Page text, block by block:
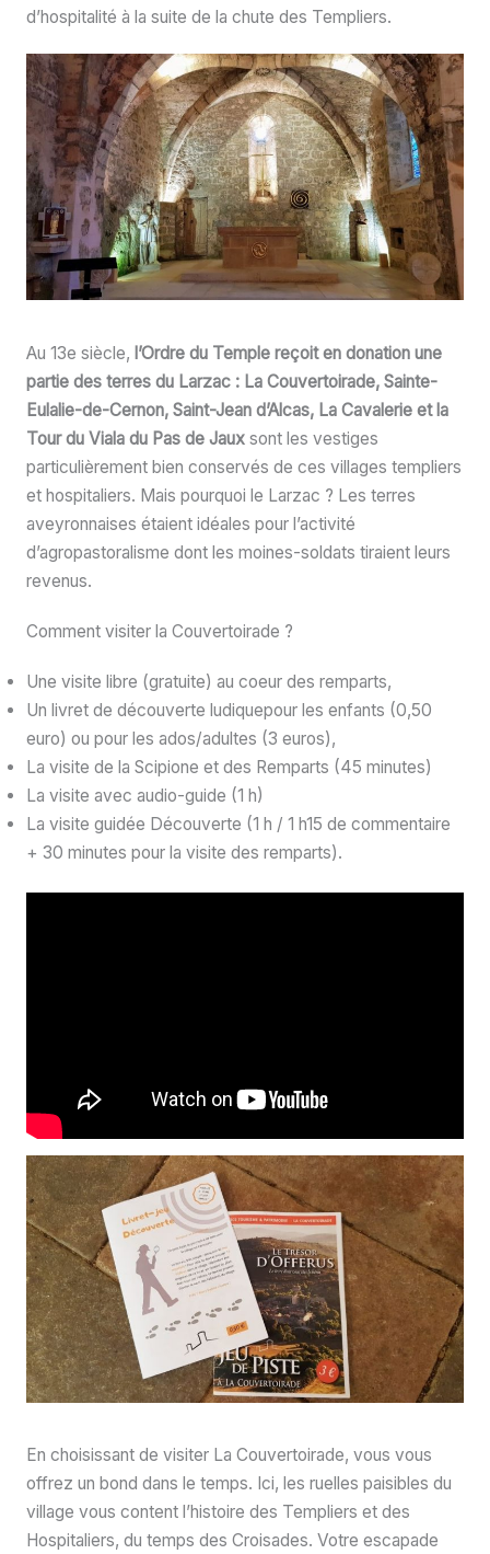
d’hospitalité à la suite de la chute des Templiers.
Au 13e siècle, l’Ordre du Temple reçoit en donation une
partie des terres du Larzac : La Couvertoirade, Sainte-
Eulalie-de-Cernon, Saint-Jean d’Alcas, La Cavalerie et la
Tour du Viala du Pas de Jauxsont les vestiges
particulièrement bien conservés de ces villages templiers
et hospitaliers. Mais pourquoi le Larzac ? Les terres
aveyronnaises étaient idéales pour l’activité
d’agropastoralisme dont les moines-soldats tiraient leurs
revenus.
Comment visiter la Couvertoirade ?
Une visite libre (gratuite) au coeur des remparts,
Un livret de découverte ludiquepour les enfants (0,50
euro) ou pour les ados/adultes (3 euros),
La visite de la Scipione et des Remparts (45 minutes)
La visite avec audio-guide (1 h)
La visite guidée Découverte (1 h / 1 h15 de commentaire
+ 30 minutes pour la visite des remparts).
En choisissant de visiter La Couvertoirade, vous vous
offrez un bond dans le temps. Ici, les ruelles paisibles du
village vous content l’histoire des Templiers et des
Hospitaliers, du temps des Croisades. Votre escapade